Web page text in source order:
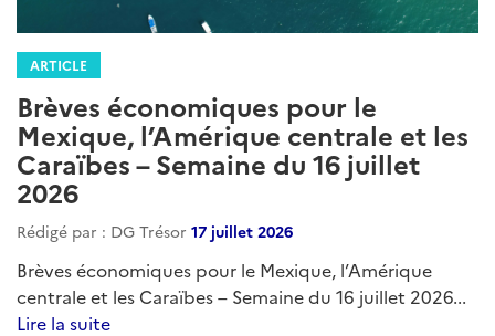
ARTICLE
Brèves économiques pour le
Mexique, l’Amérique centrale et les
Caraïbes – Semaine du 16 juillet
2026
Rédigé par : DG Trésor 17 juillet 2026
Brèves économiques pour le Mexique, l’Amérique
centrale et les Caraïbes – Semaine du 16 juillet 2026...
Lire la suite